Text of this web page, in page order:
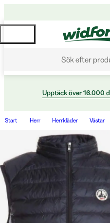
Sök efter
Upptäck över 16.000
Start Herr Herrkläder Västar